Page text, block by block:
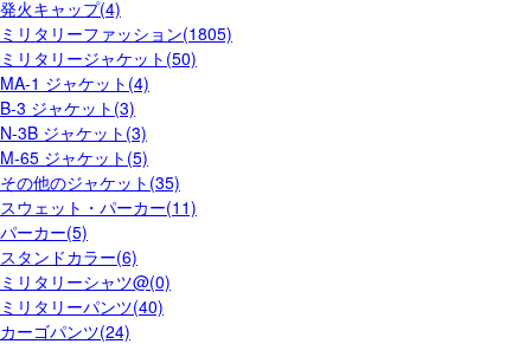
発火キャップ(4)
ミリタリーファッション(1805)
ミリタリージャケット(50)
MA-1 ジャケット(4)
B-3 ジャケット(3)
N-3B ジャケット(3)
M-65 ジャケット(5)
その他のジャケット(35)
スウェット・パーカー(11)
パーカー(5)
スタンドカラー(6)
ミリタリーシャツ@(0)
ミリタリーパンツ(40)
カーゴパンツ(24)